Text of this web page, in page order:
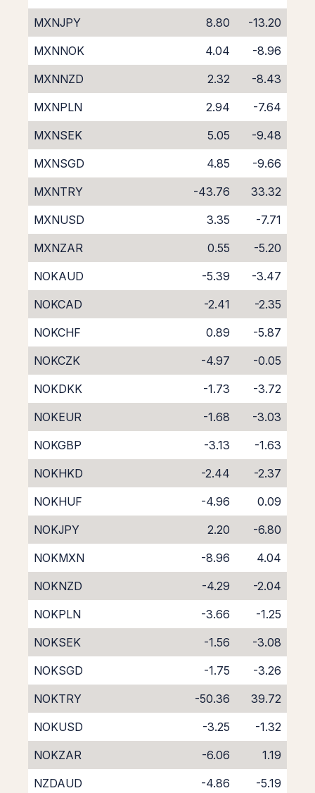
MXNJPY
8.80
-13.20
MXNNOK
4.04
-8.96
MXNNZD
2.32
-8.43
MXNPLN
2.94
-7.64
MXNSEK
5.05
-9.48
MXNSGD
4.85
-9.66
MXNTRY
-43.76
33.32
MXNUSD
3.35
-7.71
MXNZAR
0.55
-5.20
NOKAUD
-5.39
-3.47
NOKCAD
-2.41
-2.35
NOKCHF
0.89
-5.87
NOKCZK
-4.97
-0.05
NOKDKK
-1.73
-3.72
NOKEUR
-1.68
-3.03
NOKGBP
-3.13
-1.63
NOKHKD
-2.44
-2.37
NOKHUF
-4.96
0.09
NOKJPY
2.20
-6.80
NOKMXN
-8.96
4.04
NOKNZD
-4.29
-2.04
NOKPLN
-3.66
-1.25
NOKSEK
-1.56
-3.08
NOKSGD
-1.75
-3.26
NOKTRY
-50.36
39.72
NOKUSD
-3.25
-1.32
NOKZAR
-6.06
1.19
NZDAUD
-4.86
-5.19